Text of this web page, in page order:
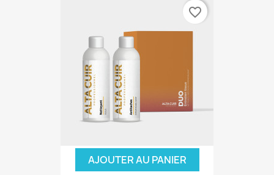
AJOUTER AU PANIER
favorite_border